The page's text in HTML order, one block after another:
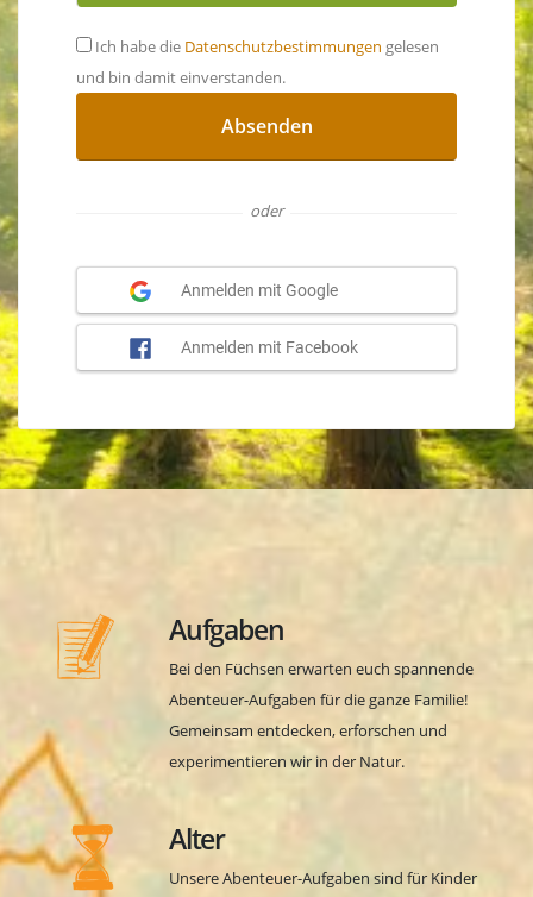
Ich habe die Datenschutzbestimmungen gelesen
und bin damit einverstanden.
Absenden
oder
Anmelden mit Google
Anmelden mit Facebook
Aufgaben
Bei den Füchsen erwarten euch spannende
Abenteuer-Aufgaben für die ganze Familie!
Gemeinsam entdecken, erforschen und
experimentieren wir in der Natur.
Alter
Unsere Abenteuer-Aufgaben sind für Kinder